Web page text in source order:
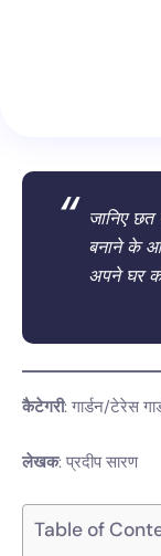
जानिए
बनाने के
अपने घर
कैटेगरी: गार्डन/टेरेस
लेखक: प्रदीप सारण
Table of